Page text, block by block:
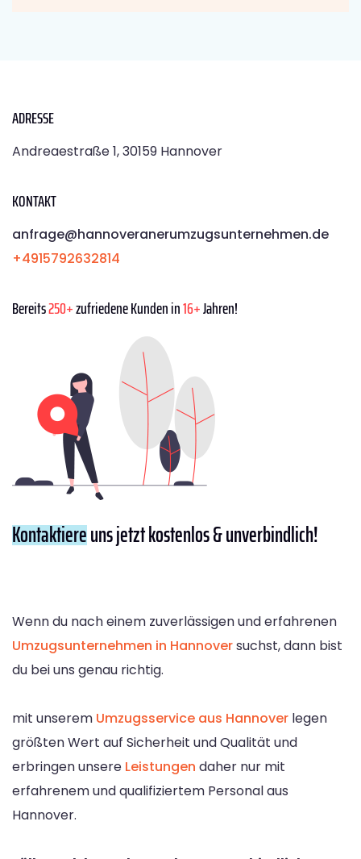
ADRESSE
Andreaestraße 1, 30159 Hannover
KONTAKT
anfrage@hannoveranerumzugsunternehmen.de
+4915792632814
Bereits250+zufriedene Kunden in16+Jahren!
Kontaktiereuns jetzt kostenlos & unverbindlich!
Wenn du nach einem zuverlässigen und erfahrenen
Umzugsunternehmen in Hannoversuchst, dann bist
du bei uns genau richtig.
mit unserem Umzugsservice aus Hannover legen
größten Wert auf Sicherheit und Qualität und
erbringen unsere Leistungen daher nur mit
erfahrenem und qualifiziertem Personal aus
Hannover.